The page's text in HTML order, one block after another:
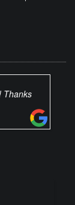
Thanks